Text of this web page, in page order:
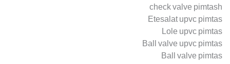
check valve pimtash
Etesalat upvc pimtas
Lole upvc pimtas
Ball valve upvc pimtas
Ball valve pimtas